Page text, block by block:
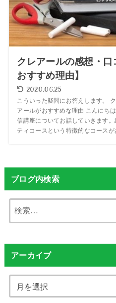
クレアールの感想・
おすすめ理由】
2020.06.25
こういった疑問にお答えします。
アールがおすすめな理由 こんにち
信講座についてお話していきます
ティコースという特徴的なコースが
ブログ内検索
アーカイブ